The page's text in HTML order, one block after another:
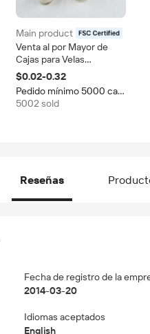
Main product
certified
Venta al por Mayor de
Cajas para Velas
Aromáticas
Personalizadas en
Frascos Pequeños,
Embalaje de Papel Kraft
$0.02-0.32
Pedido mínimo 5000 cajas
5002 sold
Reseñas
Fecha de registro de la
2014-03-20
Idiomas aceptados
English